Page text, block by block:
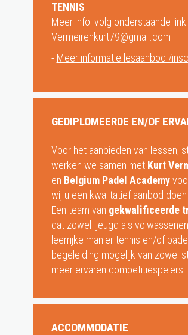
TENNIS
Meer info: volg onderstaande
Vermeirenkurt79@gmail.com
- Meer informatie lesaanbod /
GEDIPLOMEERDE EN/OF
Voor het aanbieden van lessen,
werken we samen met Kurt
en Belgium Padel Academy
wij u een kwalitatief aanbod
Een team van gekwalificeerde
dat zowel jeugd als
leerrijke manier tennis en/of
begeleiding mogelijk van zowel
meer ervaren competitiespelers.
ACCOMMODATIE